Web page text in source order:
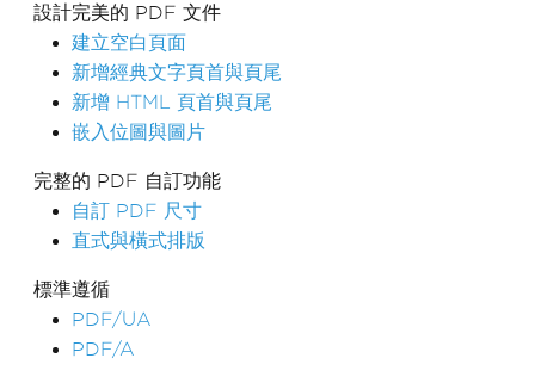
設計完美的 PDF 文件
建立空白頁面
新增經典文字頁首與頁尾
新增 HTML 頁首與頁尾
嵌入位圖與圖片
完整的 PDF 自訂功能
自訂 PDF 尺寸
直式與橫式排版
標準遵循
PDF/UA
PDF/A